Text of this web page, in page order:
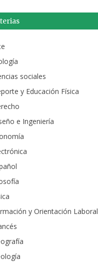
sociales
y Educación Física
e Ingeniería
y Orientación Laboral